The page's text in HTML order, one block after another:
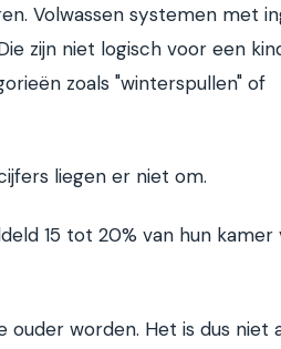
Volwassen systemen met
zijn niet logisch voor een
zoals "winterspullen" of
liegen er niet om.
15 tot 20% van hun kamer
worden. Het is dus niet